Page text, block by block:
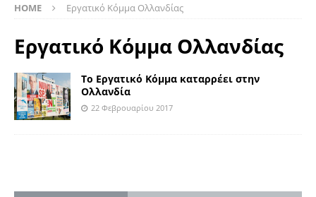
HOME Εργατικό Κόμμα Ολλανδίας
Εργατικό Κόμμα Ολλανδίας
Το Εργατικό Κόμμα καταρρέει στην
Ολλανδία
22 Φεβρουαρίου 2017